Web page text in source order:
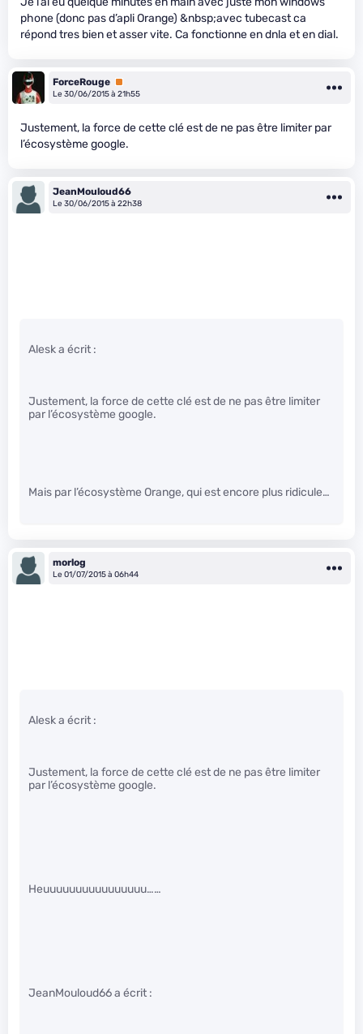
phone (donc pas d’apli Orange) &nbsp;avec tubecast ca
répond tres bien et asser vite. Ca fonctionne en dnla et en dial.
ForceRouge Premium
Le 30/06/2015 à 21h55
Justement, la force de cette clé est de ne pas être limiter par
l’écosystème google.
JeanMouloud66
Le 30/06/2015 à 22h38
Alesk a écrit :
Justement, la force de cette clé est de ne pas être limiter
par l’écosystème google.
Mais par l’écosystème Orange, qui est encore plus ridicule…
morlog
Le 01/07/2015 à 06h44
Alesk a écrit :
Justement, la force de cette clé est de ne pas être limiter
par l’écosystème google.
Heuuuuuuuuuuuuuuuu……
JeanMouloud66 a écrit :